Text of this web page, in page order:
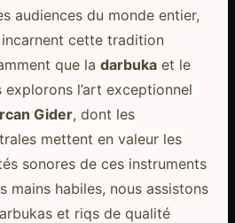
audiences du monde entier,
incarnent cette tradition
que la darbukaet le
explorons l’art exceptionnel
Gider, dont les
mettent en valeur les
sonores de ces instruments
mains habiles, nous assistons
et riqs de qualité